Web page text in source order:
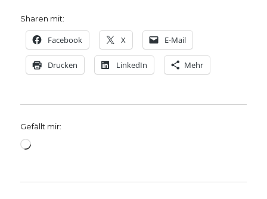
Sharen mit:
Facebook X E-Mail
Drucken LinkedIn Mehr
Gefällt mir:
Wird